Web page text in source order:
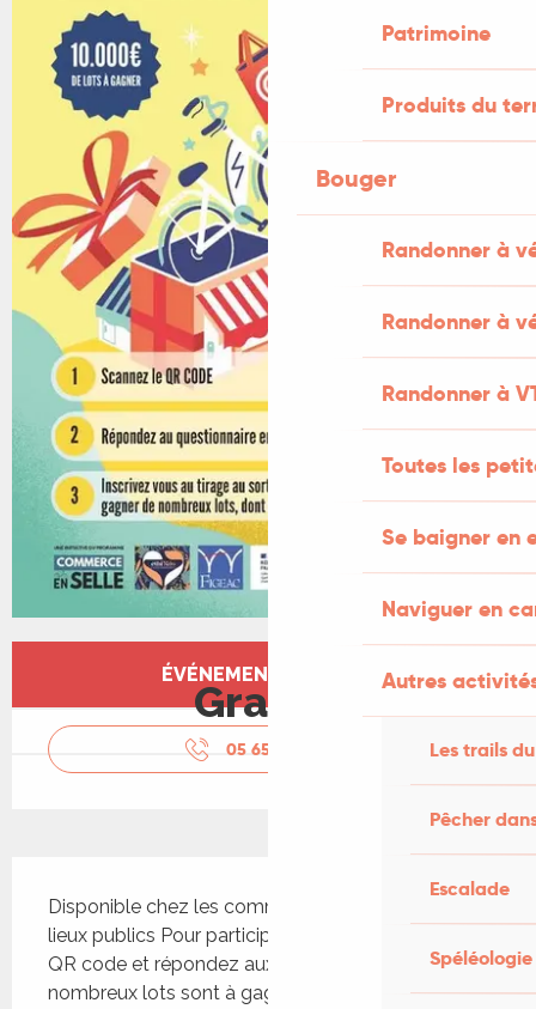
Patrimoine
Produits du
Bouger
Randonner à
Randonner à
Randonner à
Toutes les
Se baigner en
Naviguer en
Autres
Les trails
Pêcher
Escalade
Spéléologie
Ouverture et coordonnées
ÉVÉNEMENT TERMINÉ
Gratuit
05 65 50 05
Disponible chez les commerçants et dans les
lieux publics Pour participer, scannez sur place le
QR code et répondez aux questions De
nombreux lots sont à gagner, dont un vélo cargo